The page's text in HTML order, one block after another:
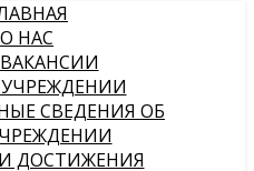
О НАС
ВАКАНСИИ
СВЕДЕНИЯ ОБ
ДОСТИЖЕНИЯ